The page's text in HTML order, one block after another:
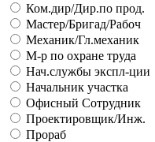
Ком.дир/Дир.по прод.
Мастер/Бригад/Рабоч
Механик/Гл.механик
М-р по охране труда
Нач.службы экспл-ции
Начальник участка
Офисный Сотрудник
Проектировщик/Инж.
Прораб